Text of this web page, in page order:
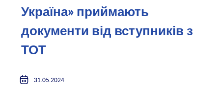
Україна» приймають
документи від вступників з
ТОТ
31.05.2024